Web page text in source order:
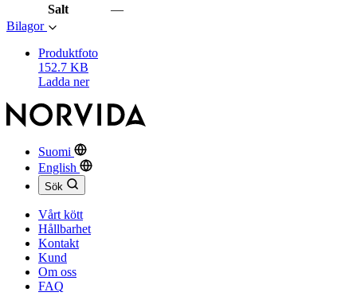
Salt
—
Bilagor
Produktfoto
152.7 KB
Ladda ner
Suomi
English
Sök
Vårt kött
Hållbarhet
Kontakt
Kund
Om oss
FAQ